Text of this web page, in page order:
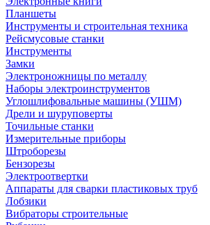
Планшеты
Инструменты и строительная техника
Рейсмусовые станки
Инструменты
Замки
Электроножницы по металлу
Наборы электроинструментов
Углошлифовальные машины (УШМ)
Дрели и шуруповерты
Точильные станки
Измерительные приборы
Штроборезы
Бензорезы
Электроотвертки
Аппараты для сварки пластиковых труб
Лобзики
Вибраторы строительные